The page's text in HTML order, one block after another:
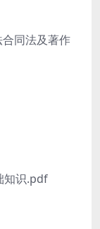
同法及著作
知识.pdf